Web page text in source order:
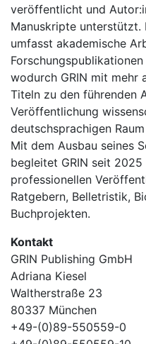
veröffentlicht und
Manuskripte unterstützt.
umfasst akademische
wodurch GRIN mit
Titeln zu den führenden
Veröffentlichung
deutschsprachigen
Mit dem Ausbau seines
begleitet GRIN seit
professionellen
Ratgebern, Belletristik,
Buchprojekten.
Kontakt
GRIN Publishing GmbH
Adriana Kiesel
Waltherstraße 23
80337 München
+49-(0)89-550559-0